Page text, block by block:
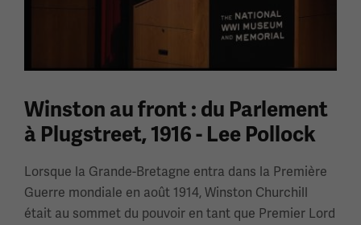
Winston au front : du Parlement
à Plugstreet, 1916 - Lee Pollock
Lorsque la Grande-Bretagne entra dans la Première
Guerre mondiale en août 1914, Winston Churchill
était au sommet du pouvoir en tant que Premier Lord